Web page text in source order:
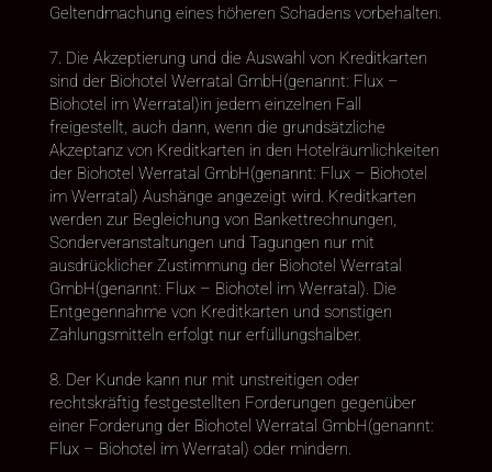
Geltendmachung eines höheren Schadens vorbehalten.
7. Die Akzeptierung und die Auswahl von Kreditkarten
sind der Biohotel Werratal GmbH(genannt: Flux –
Biohotel im Werratal)in jedem einzelnen Fall
freigestellt, auch dann, wenn die grundsätzliche
Akzeptanz von Kreditkarten in den Hotelräumlichkeiten
der Biohotel Werratal GmbH(genannt: Flux – Biohotel
im Werratal) Aushänge angezeigt wird. Kreditkarten
werden zur Begleichung von Bankettrechnungen,
Sonderveranstaltungen und Tagungen nur mit
ausdrücklicher Zustimmung der Biohotel Werratal
GmbH(genannt: Flux – Biohotel im Werratal). Die
Entgegennahme von Kreditkarten und sonstigen
Zahlungsmitteln erfolgt nur erfüllungshalber.
8. Der Kunde kann nur mit unstreitigen oder
rechtskräftig festgestellten Forderungen gegenüber
einer Forderung der Biohotel Werratal GmbH(genannt:
Flux – Biohotel im Werratal) oder mindern.